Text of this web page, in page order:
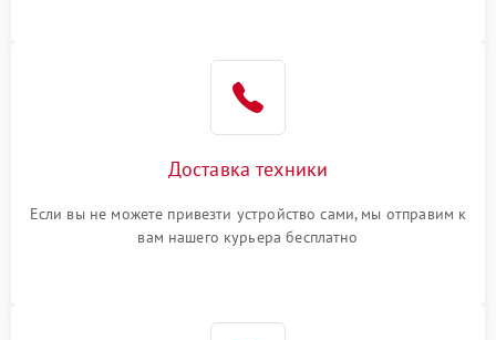
Доставка техники
Если вы не можете привезти устройство сами, мы отправим к
вам нашего курьера бесплатно